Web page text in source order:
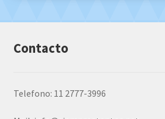
Contacto
Telefono: 11 2777-3996